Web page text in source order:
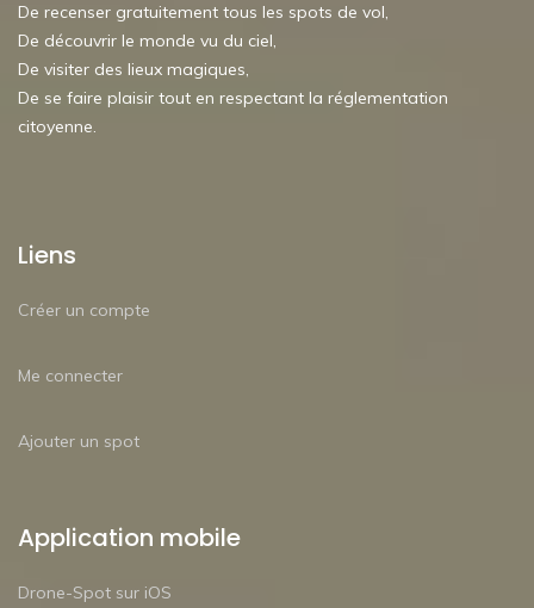
De recenser gratuitement tous les spots de vol,
De découvrir le monde vu du ciel,
De visiter des lieux magiques,
De se faire plaisir tout en respectant la réglementation
citoyenne.
Liens
Créer un compte
Me connecter
Ajouter un spot
Application mobile
Drone-Spot sur iOS